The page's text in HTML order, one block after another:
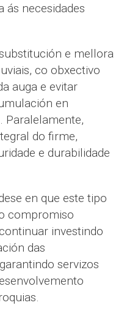
ás necesidades
e mellora
co obxectivo
auga e evitar
en
Paralelamente,
do firme,
e durabilidade
en que este tipo
compromiso
investindo
das
servizos